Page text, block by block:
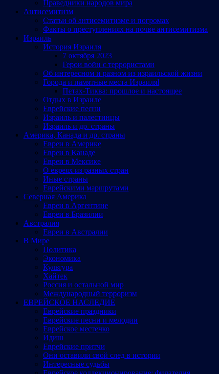
Праведники народов мира
Антисемитизм
Статьи об антисемитизме и погромах
Факты о преступлениях на почве антисемитизма
Израиль
История Израиля
7 октября 2023
Герои войн с террористами
Об интересном и разном из израильской жизни
Города и памятные места Израиляl
Петах-Тиква: прошлое и настоящее
Отдых в Израиле
Еврейские песни
Израиль и палестинцы
Израиль и др. страны
Америка, Канада и др. страны
Евреи в Америке
Евреи в Канаде
Евреи в Мексике
О евреях из разных стран
Иные страны
Еврейскими маршрутами
Северная Америка
Евреи в Аргентине
Евреи в Бразилии
Австралия
Евреи в Австралии
В Мире
Политика
Экономика
Культура
Хайтек
Россия и остальной мир
Международный терроризм
ЕВРЕЙСКОЕ НАСЛЕДИЕ
Еврейские праздники
Еврейские песни и мелодии
Еврейское местечко
Идиш
Еврейские притчи
Они оставили свой след в истории
Интересные судьбы